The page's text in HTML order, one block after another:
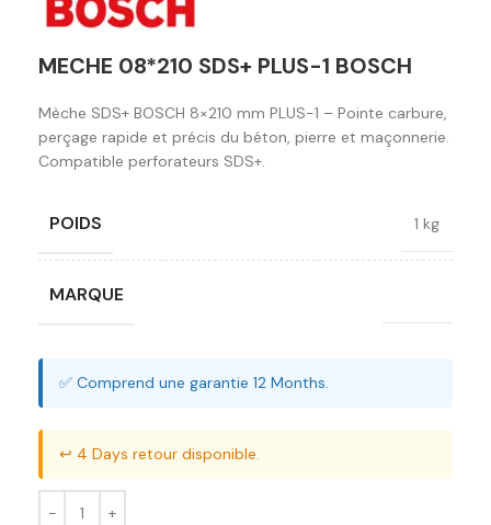
MECHE 08*210 SDS+ PLUS-1 BOSCH
Mèche SDS+ BOSCH 8×210 mm PLUS-1 – Pointe carbure,
perçage rapide et précis du béton, pierre et maçonnerie.
Compatible perforateurs SDS+.
POIDS 1 kg
MARQUE
✅ Comprend une garantie 12 Months.
↩️ 4 Days retour disponible.